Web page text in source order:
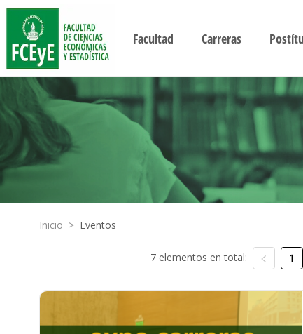
Facultad Carreras
Inicio > Eventos
7 elementos en total: 1